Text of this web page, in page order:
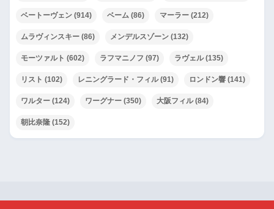
ベートーヴェン (914) ベーム (86) マーラー (212)
ムラヴィンスキー (86) メンデルスゾーン (132)
モーツァルト (602) ラフマニノフ (97) ラヴェル(135)
リスト (102) レニングラード・フィル(91) ロンドン響 (141)
ワルター (124) ワーグナー (350) 大阪フィル(84)
朝比奈隆 (152)